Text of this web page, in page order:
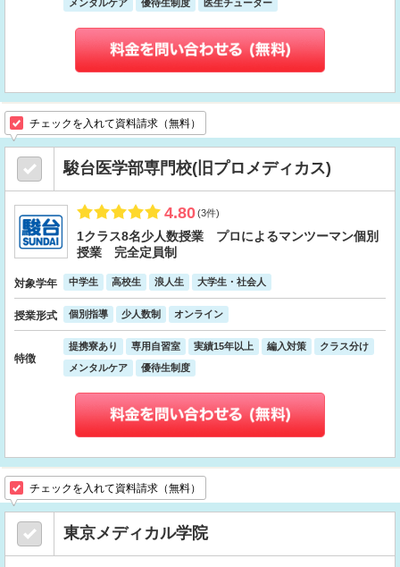
メンタルケア 優待生制度 医生チューター
チェックを入れて資料請求（無料）
駿台医学部専門校(旧プロメディカス)
4.80(3件)
1クラス8名少人数授業 プロによるマンツーマン個別
授業 完全定員制
対象学年 中学生 高校生 浪人生 大学生・社会人
授業形式 個別指導 少人数制 オンライン
特徴
提携寮あり 専用自習室 実績15年以上 編入対策
クラス分け
メンタルケア
優待生制度
チェックを入れて資料請求（無料）
東京メディカル学院